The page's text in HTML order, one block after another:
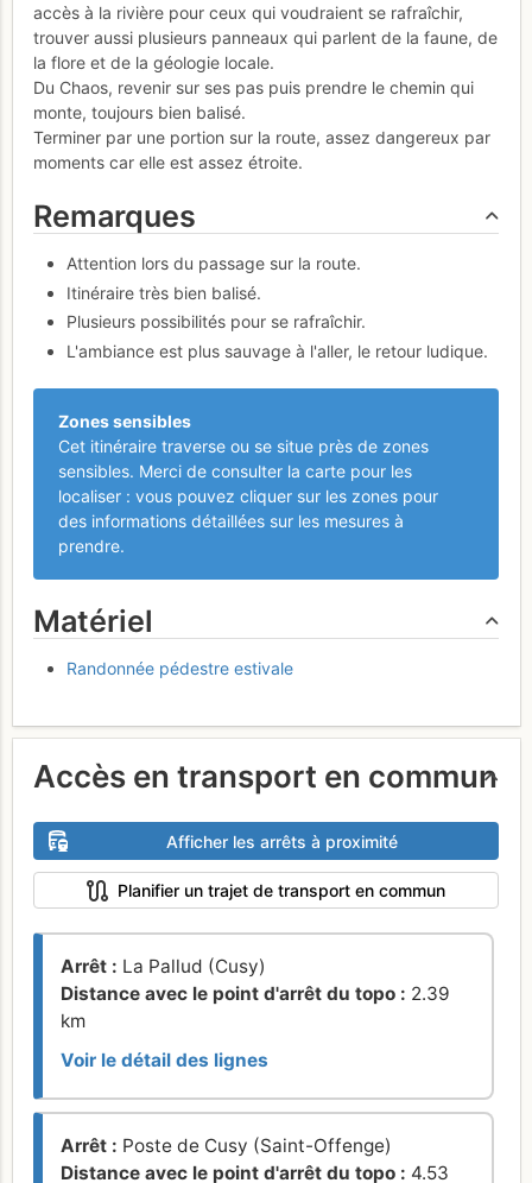
accès à la rivière pour ceux qui voudraient se rafraîchir,
trouver aussi plusieurs panneaux qui parlent de la faune, de
la flore et de la géologie locale.
Du Chaos, revenir sur ses pas puis prendre le chemin qui
monte, toujours bien balisé.
Terminer par une portion sur la route, assez dangereux par
moments car elle est assez étroite.
Remarques
Attention lors du passage sur la route.
Itinéraire très bien balisé.
Plusieurs possibilités pour se rafraîchir.
L'ambiance est plus sauvage à l'aller, le retour ludique.
Zones sensibles
Cet itinéraire traverse ou se situe près de zones
sensibles. Merci de consulter la carte pour les
localiser : vous pouvez cliquer sur les zones pour
des informations détaillées sur les mesures à
prendre.
Matériel
Randonnée pédestre estivale
Accès en transport en commun
Afficher les arrêts à proximité
Planifier un trajet de transport en commun
Arrêt : La Pallud (Cusy)
Distance avec le point d'arrêt du topo : 2.39
km
Voir le détail des lignes
Arrêt : Poste de Cusy (Saint-Offenge)
Distance avec le point d'arrêt du topo : 4.53